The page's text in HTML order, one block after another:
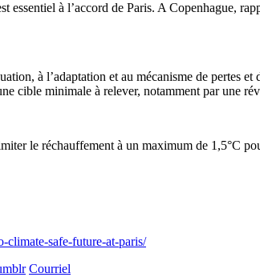
à l’accord de Paris. A Copenhague,
à l’adaptation et au mécanisme de pertes
cible minimale à relever, notamment par une
le réchauffement à un maximum de 1,5°C
safe-future-at-paris/
Courriel